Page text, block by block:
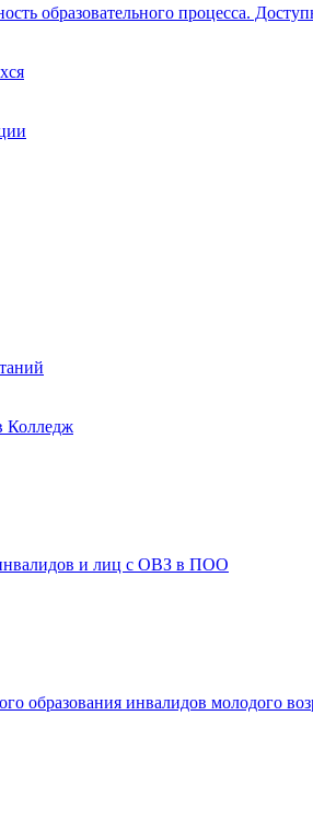
образовательного процесса.
Колледж
инвалидов и лиц с ОВЗ в ПОО
образования инвалидов молодого